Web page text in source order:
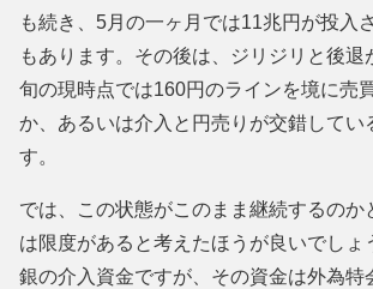
も続き、5月の一ヶ月では11兆円が投入
もあります。その後は、ジリジリと後退
旬の現時点では160円のラインを境に売
か、あるいは介入と円売りが交錯してい
す。
では、この状態がこのまま継続するのか
は限度があると考えたほうが良いでしょ
銀の介入資金ですが、その資金は外為特